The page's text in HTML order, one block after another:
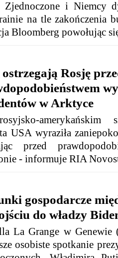
Zjednoczone i Niemcy
na tle zakończenia
Bloomberg powołując
Rosję
w Arktyce
amerykańskim
USA wyraziła
przed
- informuje RIA
gospodarcze
do władzy
La Grange w Genewie
osobiste spotkanie